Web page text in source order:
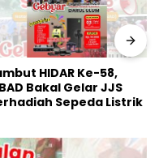
Perkuat Stabilitas
Nasional, Badko
Jatim Apresiasi